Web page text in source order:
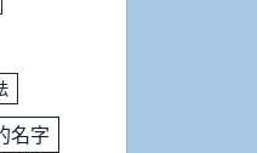
名字